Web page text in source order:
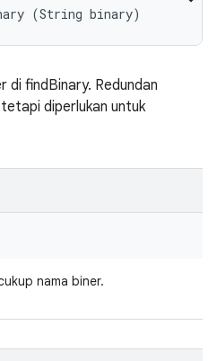
(String binary)
di findBinary. Redundan
diperlukan untuk
nama biner.